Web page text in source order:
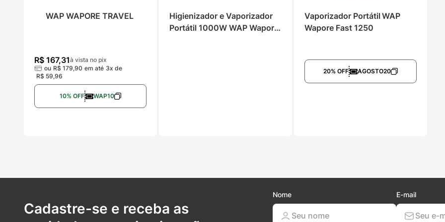
WAP WAPORE TRAVEL
R$ 167,31à vista no pix
ou R$ 179,90 em até 3x de
R$ 59,96
10% OFF WAP10
Higienizador e Vaporizador
Portátil 1000W WAP Wapore
Vaporizador Portátil WAP
Wapore Fast 1250
20% OFF AGOSTO20
Cadastre-se e receba as
Nome E-mail